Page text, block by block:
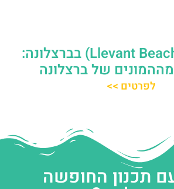
חוף לוונט (Llevant Beach) בברצלונה:
של ברצלונה
לפרטים >>
תכנון החופשה